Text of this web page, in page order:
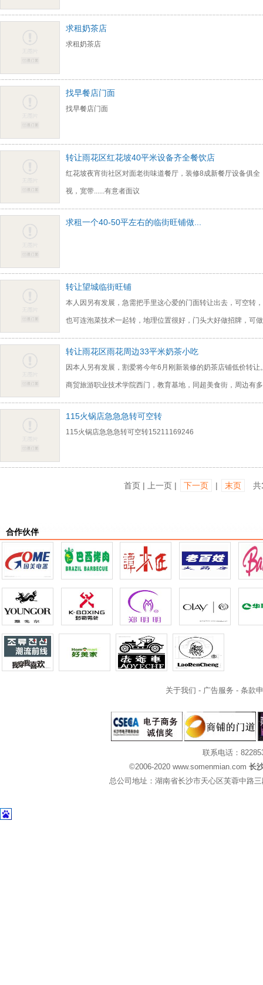
求租奶茶店
求租奶茶店
找早餐店门面
找早餐店门面
转让雨花区红花坡40平米设备齐全餐饮店
红花坡夜宵街社区对面老街味道餐厅，装修8成新餐厅设备俱全
视，宽带......有意者面议
求租一个40-50平左右的临街旺铺做...
转让望城临街旺铺
本人因另有发展，急需把手里这心爱的门面转让出去，可空转
也可连泡菜技术一起转，地理位置很好，门头大好做招牌，可
转让雨花区雨花周边33平米奶茶小吃
因本人另有发展，割爱将今年6月刚新装修的奶茶店铺低价转让
商贸旅游职业技术学院西门，教育基地，同超美食街，周边有
115火锅店急急急转可空转
115火锅店急急急转可空转15211169246
首页 | 上一页 | 下一页 | 末页 共
合作伙伴
关于我们 - 广告服务 - 条款
联系电话：
©2006-2020 www.somenmian.com 长
总公司地址：湖南省长沙市天心区芙蓉中路